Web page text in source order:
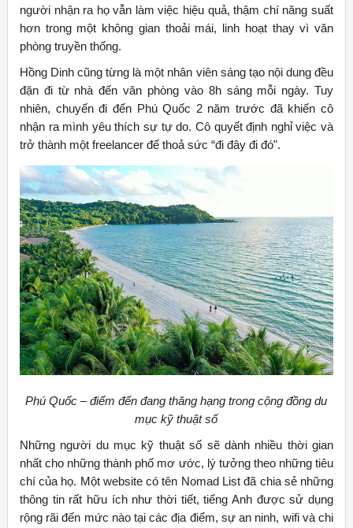
người nhận ra họ vẫn làm việc hiệu quả, thậm chí năng suất
hơn trong một không gian thoải mái, linh hoạt thay vì văn
phòng truyền thống.
Hồng Dinh cũng từng là một nhân viên sáng tạo nội dung đều
đặn đi từ nhà đến văn phòng vào 8h sáng mỗi ngày. Tuy
nhiên, chuyến đi đến Phú Quốc 2 năm trước đã khiến cô
nhận ra mình yêu thích sự tự do. Cô quyết định nghỉ việc và
trở thành một freelancer để thoả sức “đi đây đi đó".
Phú Quốc – điểm đến đang thăng hạng trong cộng đồng du
mục kỹ thuật số
Những người du mục kỹ thuật số sẽ dành nhiều thời gian
nhất cho những thành phố mơ ước, lý tưởng theo những tiêu
chí của họ. Một website có tên Nomad List đã chia sẻ những
thông tin rất hữu ích như thời tiết, tiếng Anh được sử dụng
rộng rãi đến mức nào tại các địa điểm, sự an ninh, wifi và chi